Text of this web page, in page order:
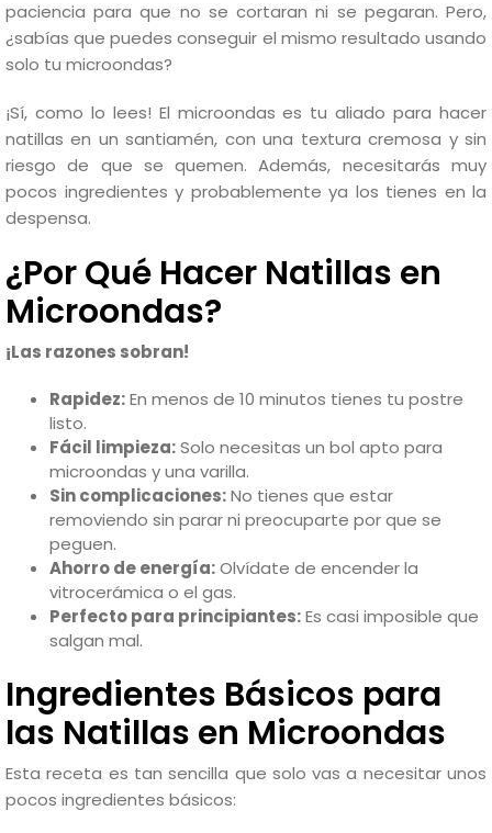
paciencia para que no se cortaran ni se pegaran. Pero,
¿sabías que puedes conseguir el mismo resultado usando
solo tu microondas?
¡Sí, como lo lees! El microondas es tu aliado para hacer
natillas en un santiamén, con una textura cremosa y sin
riesgo de que se quemen. Además, necesitarás muy
pocos ingredientes y probablemente ya los tienes en la
despensa.
¿Por Qué Hacer Natillas en
Microondas?
¡Las razones sobran!
Rapidez:En menos de 10 minutos tienes tu postre
listo.
Fácil limpieza:Solo necesitas un bol apto para
microondas y una varilla.
Sin complicaciones:No tienes que estar
removiendo sin parar ni preocuparte por que se
peguen.
Ahorro de energía:Olvídate de encender la
vitrocerámica o el gas.
Perfecto para principiantes:Es casi imposible que
salgan mal.
Ingredientes Básicos para
las Natillas en Microondas
Esta receta es tan sencilla que solo vas a necesitar unos
pocos ingredientes básicos: